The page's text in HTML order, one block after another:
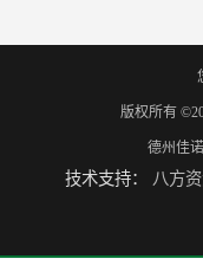
版权所有
德州佳
技术支持： 八方